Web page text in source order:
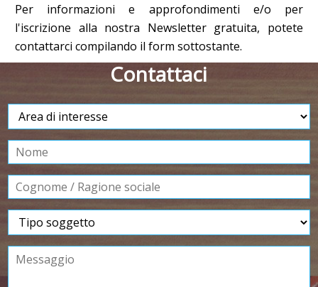
Per informazioni e approfondimenti e/o per
l'iscrizione alla nostra Newsletter gratuita, potete
contattarci compilando il form sottostante.
Contattaci